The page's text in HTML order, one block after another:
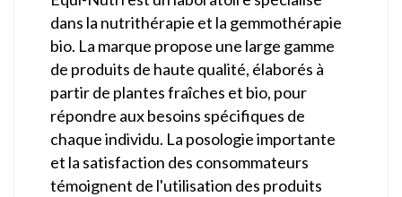
dans la nutrithérapie et la gemmothérapie
bio. La marque propose une large gamme
de produits de haute qualité, élaborés à
partir de plantes fraîches et bio, pour
répondre aux besoins spécifiques de
chaque individu. La posologie importante
et la satisfaction des consommateurs
témoignent de l'utilisation des produits